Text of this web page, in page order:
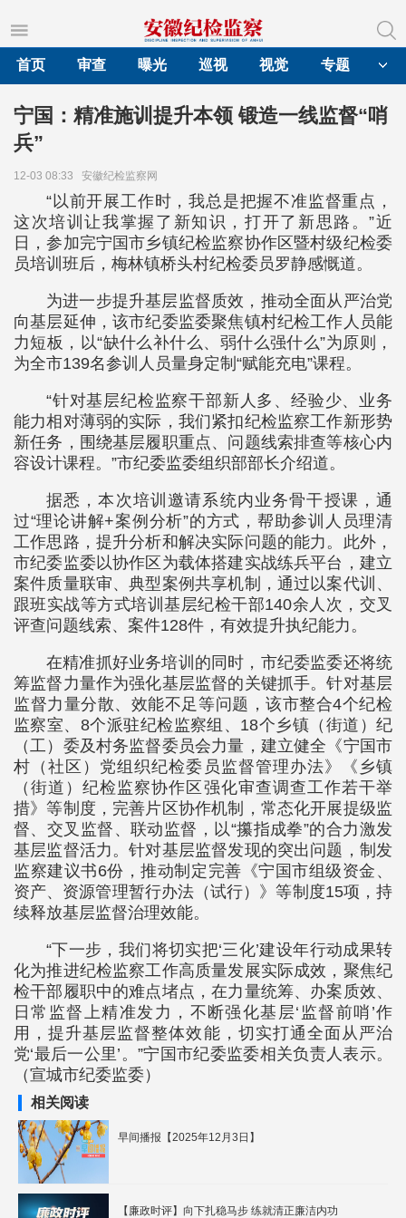
首页
审查 曝光 巡视 视觉 专题
宁国：精准施训提升本领 锻造一线监督“哨
兵”
12-03 08:33 安徽纪检监察网
“以前开展工作时，我总是把握不准监督重点，
这次培训让我掌握了新知识，打开了新思路。”近
日，参加完宁国市乡镇纪检监察协作区暨村级纪检委
员培训班后，梅林镇桥头村纪检委员罗静感慨道。
为进一步提升基层监督质效，推动全面从严治党
向基层延伸，该市纪委监委聚焦镇村纪检工作人员能
力短板，以“缺什么补什么、弱什么强什么”为原则，
为全市139名参训人员量身定制“赋能充电”课程。
“针对基层纪检监察干部新人多、经验少、业务
能力相对薄弱的实际，我们紧扣纪检监察工作新形势
新任务，围绕基层履职重点、问题线索排查等核心内
容设计课程。”市纪委监委组织部部长介绍道。
据悉，本次培训邀请系统内业务骨干授课，通
过“理论讲解+案例分析”的方式，帮助参训人员理清
工作思路，提升分析和解决实际问题的能力。此外，
市纪委监委以协作区为载体搭建实战练兵平台，建立
案件质量联审、典型案例共享机制，通过以案代训、
跟班实战等方式培训基层纪检干部140余人次，交叉
评查问题线索、案件128件，有效提升执纪能力。
在精准抓好业务培训的同时，市纪委监委还将统
筹监督力量作为强化基层监督的关键抓手。针对基层
监督力量分散、效能不足等问题，该市整合4个纪检
监察室、8个派驻纪检监察组、18个乡镇（街道）纪
（工）委及村务监督委员会力量，建立健全《宁国市
村（社区）党组织纪检委员监督管理办法》《乡镇
（街道）纪检监察协作区强化审查调查工作若干举
措》等制度，完善片区协作机制，常态化开展提级监
督、交叉监督、联动监督，以“攥指成拳”的合力激发
基层监督活力。针对基层监督发现的突出问题，制发
监察建议书6份，推动制定完善《宁国市组级资金、
资产、资源管理暂行办法（试行）》等制度15项，持
续释放基层监督治理效能。
“下一步，我们将切实把‘三化’建设年行动成果转
化为推进纪检监察工作高质量发展实际成效，聚焦纪
检干部履职中的难点堵点，在力量统筹、办案质效、
日常监督上精准发力，不断强化基层‘监督前哨’作
用，提升基层监督整体效能，切实打通全面从严治
党‘最后一公里’。”宁国市纪委监委相关负责人表示。
（宣城市纪委监委）
相关阅读
早间播报【2025年12月3日】
【廉政时评】向下扎稳马步 练就清正廉洁内功